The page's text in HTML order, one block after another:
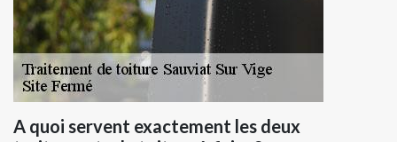
A quoi servent exactement les deux